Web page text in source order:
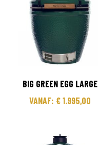
BIG GREEN EGG LARGE
VANAF: €1.995,00